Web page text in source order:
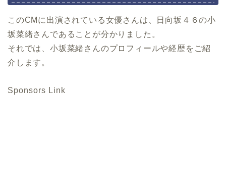
このCMに出演されている女優さんは、日向坂４６の小
坂菜緒さんであることが分かりました。
それでは、小坂菜緒さんのプロフィールや経歴をご紹
介します。
Sponsors Link